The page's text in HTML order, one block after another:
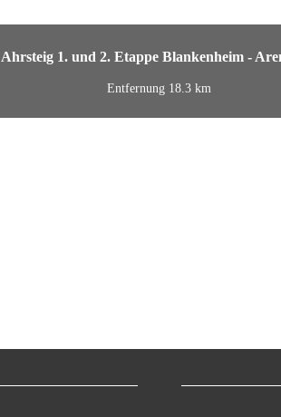
Ahrsteig 1. und 2. Etappe Blankenheim -
Entfernung 18.3 km